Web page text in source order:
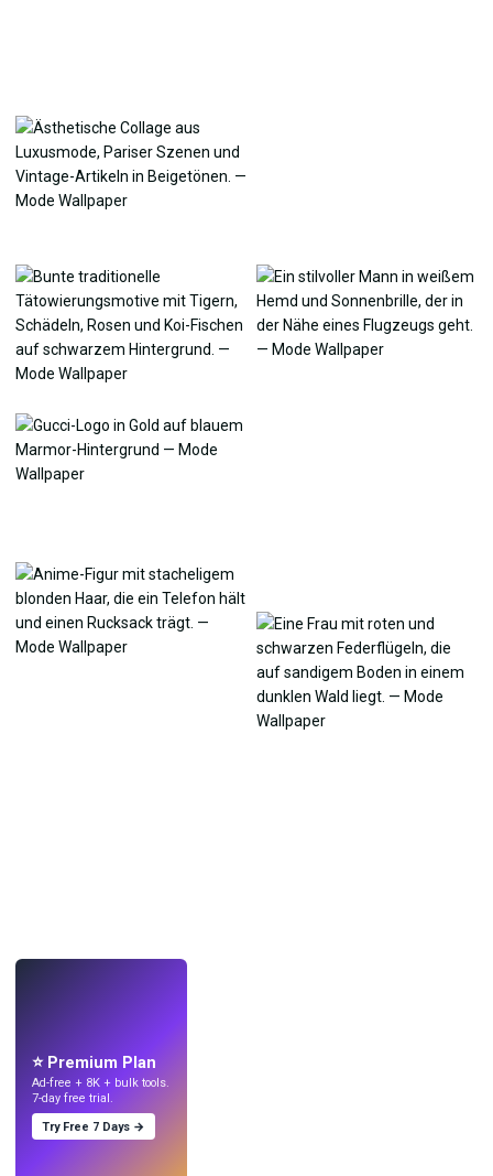
⭐ Premium Plan
Ad-free + 8K + bulk tools.
7-day free trial.
Try Free 7 Days →